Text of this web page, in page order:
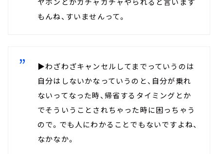
もんね、すいませんって。
▶わざわざキャンセルしてまでっていうのは
自分はしないかなっていうのと、自分が乗れ
ないってなった時、帰省するタイミングとか
でそういうことされちゃった時に困っちゃう
ので。でも人にわかることでもないですよね、
なかなか。